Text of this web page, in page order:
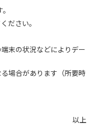
ださい。
末の状況などによりデー
場合があります（所要時
以上